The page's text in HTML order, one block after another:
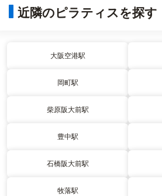
近隣のピラティスを探す
大阪空港駅
岡町駅
柴原阪大前駅
豊中駅
石橋阪大前駅
牧落駅